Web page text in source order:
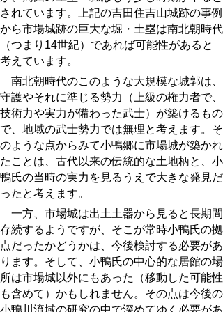
されています。上記の吉田住吉山城跡の事例
から市場城跡の巨大な堀・土塁は南北朝時代
（つまり14世紀）であれば可能性があると
考えています。
南北朝時代のこのような大規模な城郭は、
守護やそれに準じる勢力（上級の権力者で、
技術力や実力が備わった武士）が築けるもの
で、地域の武士勢力では無理と考えます。そ
のような点からみて小鴨郷に市場城が築かれ
たことは、古代以来の伝統的な土地柄と、小
鴨氏の当時の実力を見るうえで大きな発見だ
ったと考えます。
一方、市場城は出土土器から見ると長期間
存続するようですが、そこが常時小鴨氏の拠
点だったかどうかは、今後検討する必要があ
ります。そして、小鴨氏の中心的な居館の場
所は市場城以外にもあった（移動した可能性
も含めて）かもしれません。その点は今後の